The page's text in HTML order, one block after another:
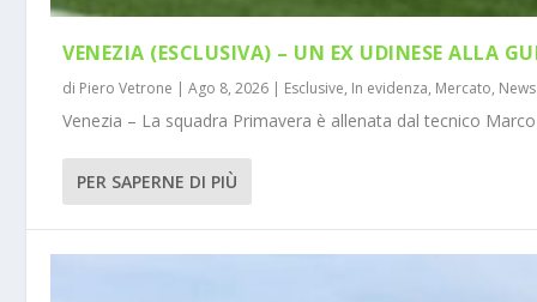
VENEZIA (ESCLUSIVA) – UN EX UDINESE ALLA
di Piero Vetrone |Ago 8, 2026 | Esclusive, In evidenza, Mercato, News
Venezia – La squadra Primavera è allenata dal tecnico
PER SAPERNE DI PIÙ